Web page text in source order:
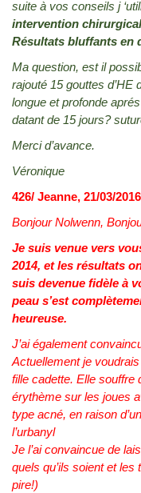
suite à vos conseils j
intervention
Résultats bluffants en
Ma question, est il
rajouté 15 gouttes
longue et profonde
datant de 15 jours?
Merci d’avance.
Véronique
426/ Jeanne, 21/03/2016
Bonjour Nolwenn,
Je suis venue vers
2014, et les résultats
suis devenue fidèle à
peau s’est
heureuse.
J’ai également
Actuellement je
fille cadette. Elle souffre
érythème sur les joues
type acné, en raison
l’urbanyl
Je l’ai convaincue de
quels qu’ils soient et les
pire!)